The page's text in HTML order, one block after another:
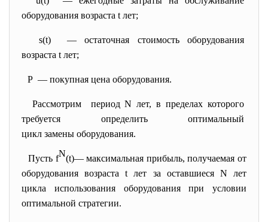
оборудования возраста t лет;
s(t) — остаточная стоимостьоборудования
возраста t лет;
Р — покупная цена оборудования.
Рассмотрим период N лет, в пределах которого
требуется определить оптимальный
цикл замены оборудования.
Пусть fN(t)— максимальная прибыль, получаемая от
оборудования возраста t лет за оставшиеся N лет
цикла использования оборудования при условии
оптимальной стратегии.